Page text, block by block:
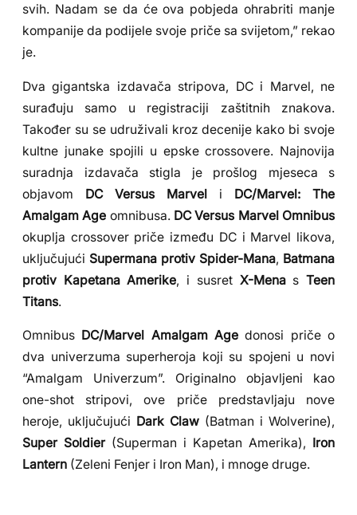
svih. Nadam se da će ova pobjeda ohrabriti manje
kompanije da podijele svoje priče sa svijetom,” rekao
je.
Dva gigantska izdavača stripova, DC i Marvel, ne
surađuju samo u registraciji zaštitnih znakova.
Također su se udruživali kroz decenije kako bi svoje
kultne junake spojili u epske crossovere. Najnovija
suradnja izdavača stigla je prošlog mjeseca s
objavom DC Versus Marvel i DC/Marvel: The
Amalgam Age omnibusa. DC Versus Marvel Omnibus
okuplja crossover priče između DC i Marvel likova,
uključujući Supermana protiv Spider-Mana, Batmana
protiv Kapetana Amerike, i susret X-MenasTeen
Titans.
Omnibus DC/Marvel Amalgam Age donosi priče o
dva univerzuma superheroja koji su spojeni u novi
“Amalgam Univerzum”. Originalno objavljeni kao
one-shot stripovi, ove priče predstavljaju nove
heroje, uključujući Dark Claw (Batman i Wolverine),
Super Soldier(Superman i Kapetan Amerika),
Iron
Lantern (Zeleni Fenjer i Iron Man), i mnoge druge.